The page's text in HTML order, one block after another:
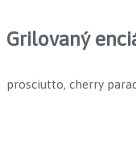
Grilovaný
prosciutto, cherry